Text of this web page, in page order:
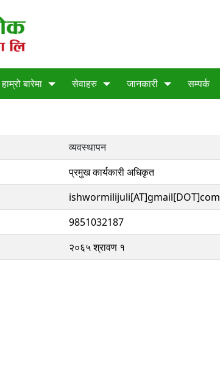
हाम्रो बारेमा सेवाहरु जानकारी सम्पर्क
व्यवस्थापन
प्रमुख कार्यकारी अधिकृत
ishwormilijuli[AT]gmail[DOT]com
9851032187
२०६५ श्रावण १